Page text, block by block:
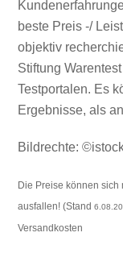
beste Preis -/
objektiv
Stiftung
Testportalen. Es
Ergebnisse, als
Bildrechte:
Die Preise können
ausfallen! (Stand
Versandkosten